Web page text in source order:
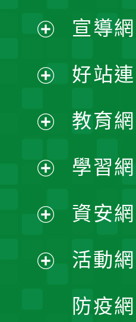
開
選
單
開
選
單
開
選
單
開
選
開
宣導
好站
教育
學習
資安
活動
防疫